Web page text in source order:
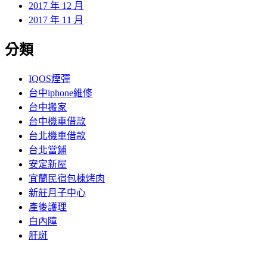
2017 年 12 月
2017 年 11 月
分類
IQOS煙彈
台中iphone維修
台中搬家
台中機車借款
台北機車借款
台北當鋪
安定新屋
宜蘭民宿包棟烤肉
新莊月子中心
產後護理
白內障
肝斑